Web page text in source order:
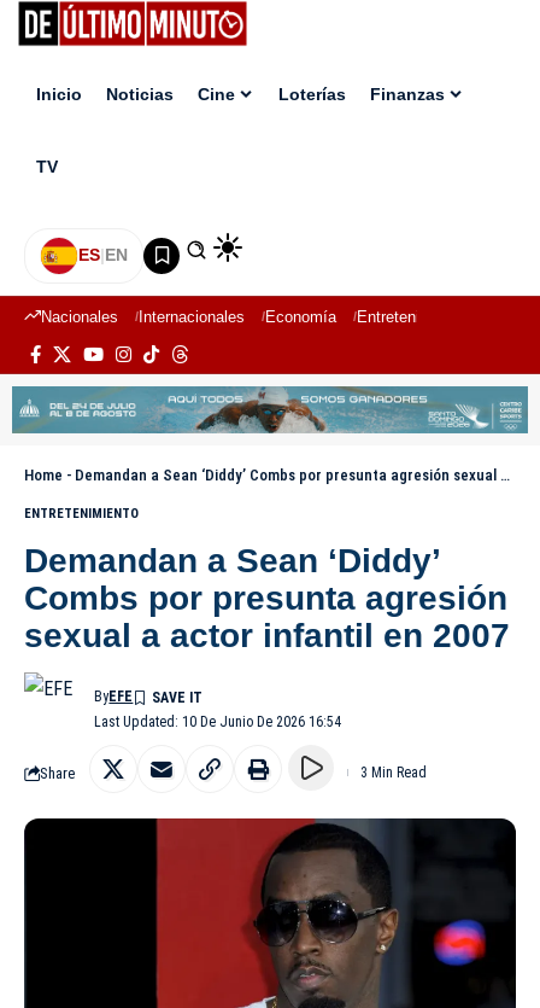
Inicio Noticias Cine Loterías Finanzas
TV
ES|EN
Nacionales Internacionales Economía Entretenimiento
Home - Demandan a Sean ‘Diddy’ Combs por presunta agresión sexual a actor infantil en 2007
ENTRETENIMIENTO
Demandan a Sean ‘Diddy’
Combs por presunta agresión
sexual a actor infantil en 2007
Last Updated: 10 De Junio De 2026 16:54
ByEFE
Share 3 Min Read